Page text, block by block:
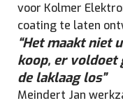
voor Kolmer
coating te laten
“Het maakt niet
koop, er voldoet
de laklaag los”
Meindert Jan